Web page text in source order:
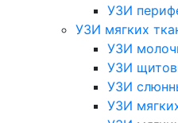
УЗИ
УЗИ мягких
УЗИ
УЗИ
УЗИ
УЗИ